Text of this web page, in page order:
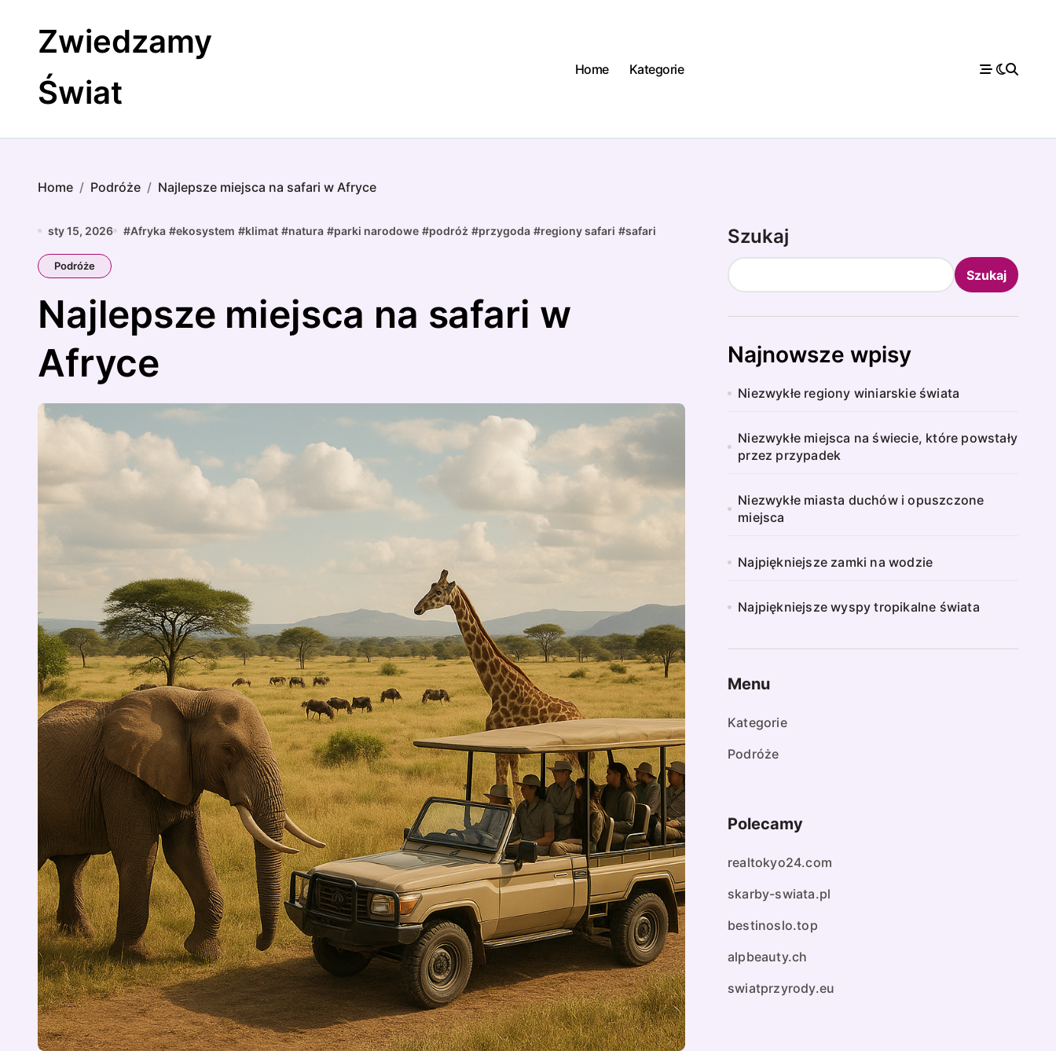
contentZwiedzamy
Świat
Home Kategorie
Home Podróże Najlepsze miejsca na safari w Afryce
sty 15, 2026 #Afryka #ekosystem #klimat #natura #parki narodowe #podróż #przygoda #regiony safari #safari
Podróże
Najlepsze miejsca na safari w
Afryce
Szukaj
Szukaj
Najnowsze wpisy
Niezwykłe regiony winiarskie świata
Niezwykłe miejsca na świecie, które powstały
przez przypadek
Niezwykłe miasta duchów i opuszczone
miejsca
Najpiękniejsze zamki na wodzie
Najpiękniejsze wyspy tropikalne świata
Menu
Kategorie
Podróże
Polecamy
realtokyo24.com
skarby-swiata.pl
bestinoslo.top
alpbeauty.ch
swiatprzyrody.eu